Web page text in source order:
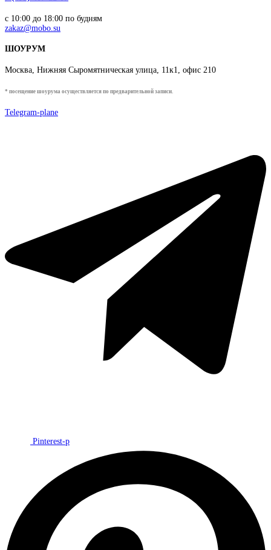
с 10:00 до 18:00 по будням
zakaz@mobo.su
ШОУРУМ
Москва, Нижняя Сыромятническая улица, 11к1, офис 210
* посещение шоурума осуществляется по предварительной записи.
Telegram-plane
Pinterest-p